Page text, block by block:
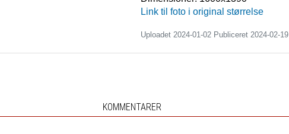
Link til foto i original størrelse
Uploadet 2024-01-02 Publiceret 2024-02-19
KOMMENTARER